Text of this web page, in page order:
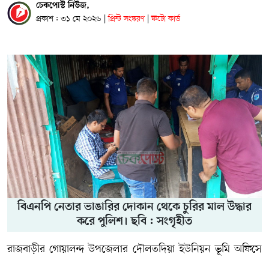
চেকপোস্ট নিউজ,
প্রকাশ : ৩১ মে ২০২৬ | প্রিন্ট সংস্করণ | ফটো কার্ড
বিএনপি নেতার ভাঙারির দোকান থেকে চুরির মাল উদ্ধার
করে পুলিশ। ছবি : সংগৃহীত
রাজবাড়ীর গোয়ালন্দ উপজেলার দৌলতদিয়া ইউনিয়ন ভূমি অফিসে